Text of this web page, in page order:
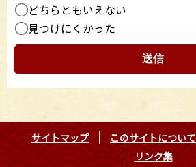
どちらともいえない
見つけにくかった
サイトマップ このサイトについて
リンク集